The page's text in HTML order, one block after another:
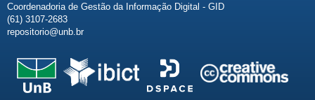
Coordenadoria de Gestão da Informação Digital - GID
(61) 3107-2683
repositorio@unb.br